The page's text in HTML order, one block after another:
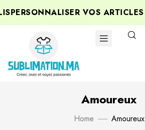
VOS ARTICLES
Amoureux
Home Amoureux